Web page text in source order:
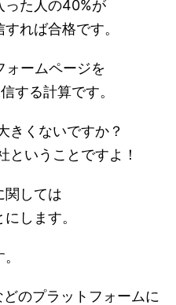
った人の40%が
れば合格です。
ォームページを
する計算です。
きくないですか？
いうことですよ！
関しては
します。
のプラットフォームに